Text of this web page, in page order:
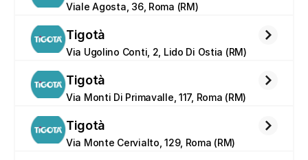
Viale Agosta, 36, Roma (RM)
Tigotà
Via Ugolino Conti, 2, Lido Di Ostia (RM)
Tigotà
Via Monti Di Primavalle, 117, Roma (RM)
Tigotà
Via Monte Cervialto, 129, Roma (RM)